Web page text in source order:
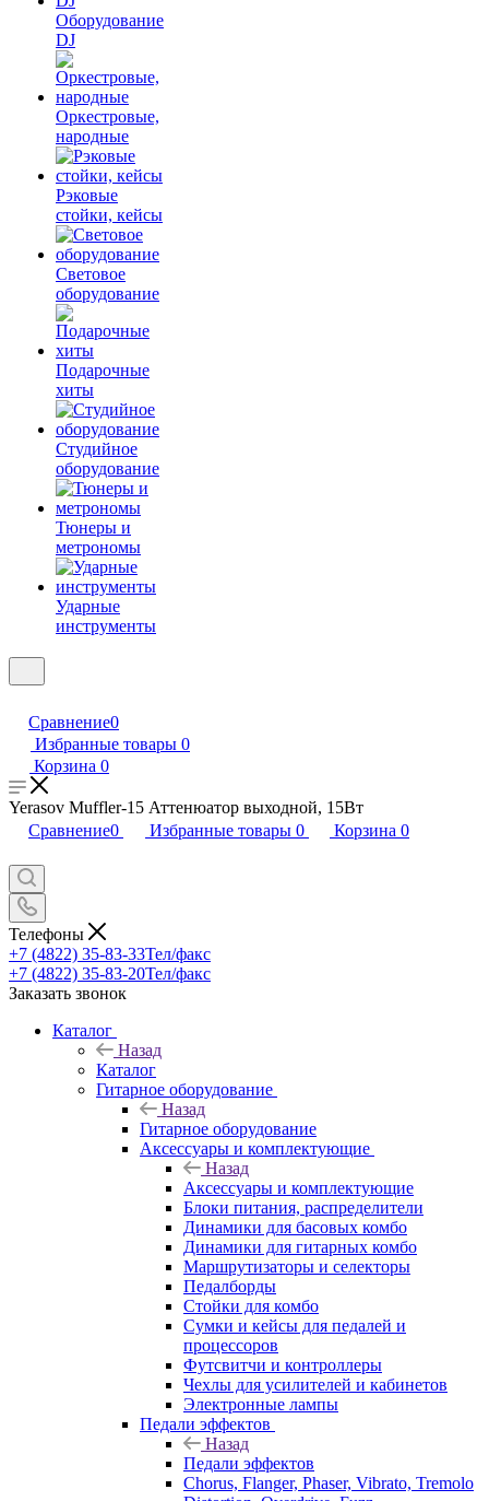
Оборудование
DJ
Оркестровые,
народные
Рэковые
стойки, кейсы
Световое
оборудование
Подарочные
хиты
Студийное
оборудование
Тюнеры и
метрономы
Ударные
инструменты
Сравнение0
Избранные товары 0
Корзина 0
Yerasov Muffler-15 Аттенюатор выходной, 15Вт
Сравнение0 Избранные товары 0 Корзина 0
Телефоны
+7 (4822) 35-83-33Тел/факс
+7 (4822) 35-83-20Тел/факс
Заказать звонок
Каталог
Назад
Каталог
Гитарное оборудование
Назад
Гитарное оборудование
Аксессуары и комплектующие
Назад
Аксессуары и комплектующие
Блоки питания, распределители
Динамики для басовых комбо
Динамики для гитарных комбо
Маршрутизаторы и селекторы
Педалборды
Стойки для комбо
Сумки и кейсы для педалей и
процессоров
Футсвитчи и контроллеры
Чехлы для усилителей и кабинетов
Электронные лампы
Педали эффектов
Назад
Педали эффектов
Chorus, Flanger, Phaser, Vibrato, Tremolo